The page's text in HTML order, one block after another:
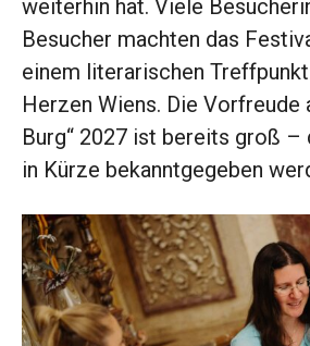
weiterhin hat. Viele
Besucher machten das
einem literarischen
Herzen Wiens. Die Vorfreude
Burg“ 2027 ist bereits groß –
in Kürze bekanntgegeben